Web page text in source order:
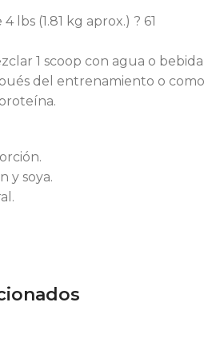
lbs (1.81 kg aprox.) ? 61
1 scoop con agua o bebida
del entrenamiento o como
y soya.